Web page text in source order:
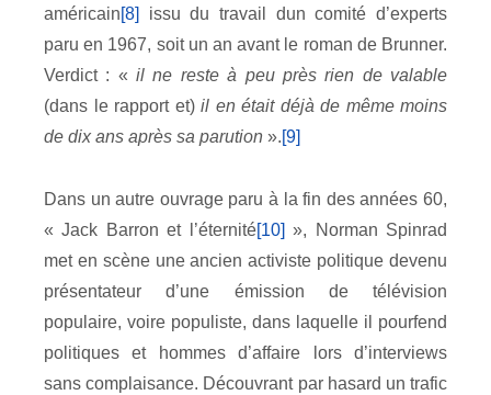
américain[8]
issu du travail dun comité d’experts
paru en 1967, soit un an avant le roman de Brunner.
Verdict : «il ne reste à peu près rien de valable
(dans le rapport et) il en était déjà de même moins
de dix ans après sa parution ».[9]
Dans un autre ouvrage paru à la fin des années 60,
« Jack Barron et l’éternité[10] », Norman Spinrad
met en scène une ancien activiste politique devenu
présentateur d’une émission de télévision
populaire, voire populiste, dans laquelle il pourfend
politiques et hommes d’affaire lors d’interviews
sans complaisance. Découvrant par hasard un trafic